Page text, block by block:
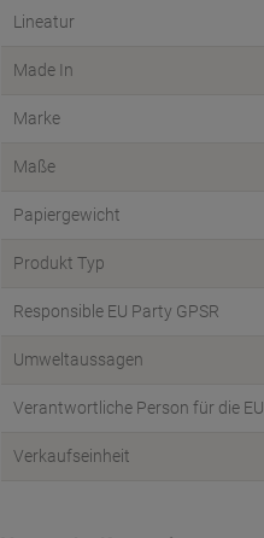
Lineatur
Made In
Marke
Maße
Papiergewicht
Produkt Typ
Responsible EU Party GPSR
Umweltaussagen
Verantwortliche Person für die EU
Verkaufseinheit